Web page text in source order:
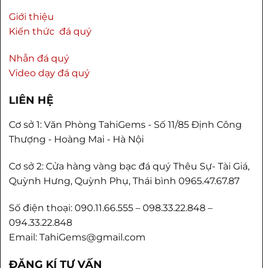
Giới thiệu
Kiến thức đá quý
Nhẫn đá quý
Video dạy đá quý
LIÊN HỆ
Cơ sở 1: Văn Phòng TahiGems - Số 11/85 Định Công
Thượng - Hoàng Mai - Hà Nội
Cơ sở 2: Cửa hàng vàng bạc đá quý Thêu Sự- Tài Giá,
Quỳnh Hưng, Quỳnh Phụ, Thái bình 0965.47.67.87
Số điện thoại: 090.11.66.555 – 098.33.22.848 –
094.33.22.848
Email: TahiGems@gmail.com
ĐĂNG KÍ TƯ VẤN